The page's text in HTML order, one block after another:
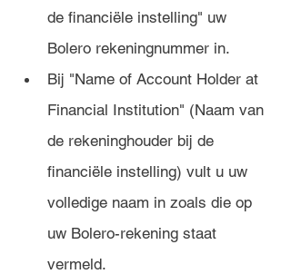
de financiële instelling" uw
Bolero rekeningnummer in.
Bij "Name of Account Holder at
Financial Institution" (Naam van
de rekeninghouder bij de
financiële instelling) vult u uw
volledige naam in zoals die op
uw Bolero-rekening staat
vermeld.